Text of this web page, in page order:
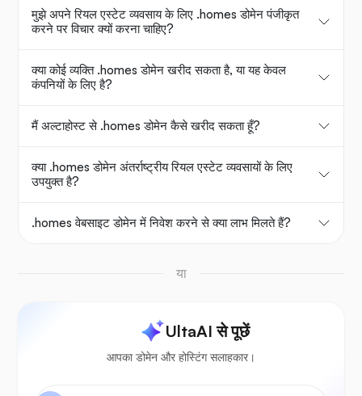
मुझे अपने रियल एस्टेट व्यवसाय के लिए .homes डोमेन पंजीकृत
करने पर विचार क्यों करना चाहिए?
क्या कोई व्यक्ति .homes डोमेन खरीद सकता है, या यह केवल
कंपनियों के लिए है?
मैं अल्टाहोस्ट से .homes डोमेन कैसे खरीद सकता हूँ?
क्या .homes डोमेन अंतर्राष्ट्रीय रियल एस्टेट व्यवसायों के लिए
उपयुक्त है?
.homes वेबसाइट डोमेन में निवेश करने से क्या लाभ मिलते हैं?
या
UltaAI से पूछें
आपका डोमेन और होस्टिंग सलाहकार।